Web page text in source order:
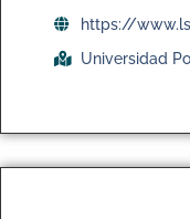
https://
Universidad